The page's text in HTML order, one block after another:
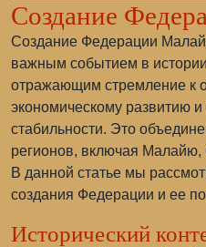
Создание
Создание Федерации
важным событием в
отражающим стремление к
экономическому развитию и
стабильности. Это
регионов, включая
В данной статье мы
создания Федерации и ее
Исторический